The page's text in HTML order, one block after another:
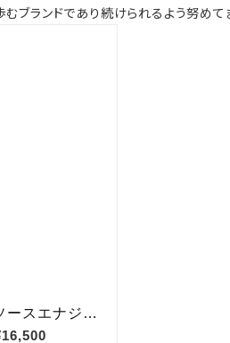
ブランドであり続けられるよう努めて